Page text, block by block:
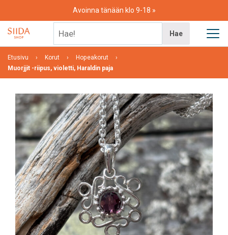
content
Avoinna tänään klo 9-18
Hae
Etusivu Korut
Hopeakorut
Muorjjit -riipus, violetti, Haraldin paja